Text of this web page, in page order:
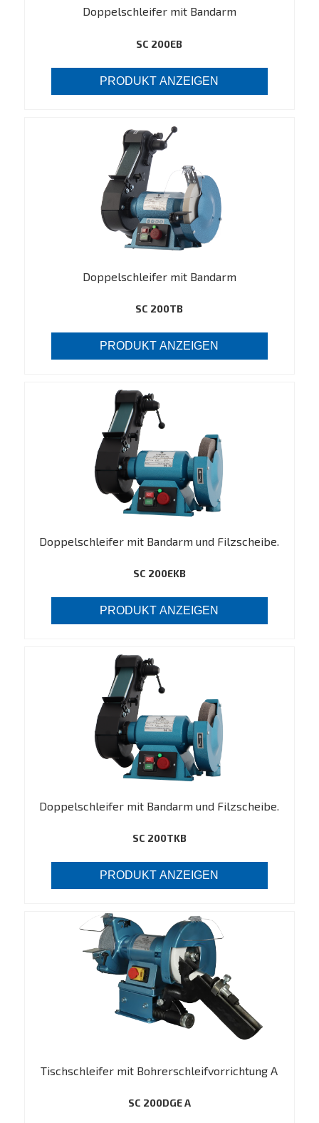
Doppelschleifer mit Bandarm
SC 200EB
PRODUKT ANZEIGEN
Doppelschleifer mit Bandarm
SC 200TB
PRODUKT ANZEIGEN
Doppelschleifer mit Bandarm und Filzscheibe.
SC 200EKB
PRODUKT ANZEIGEN
Doppelschleifer mit Bandarm und Filzscheibe.
SC 200TKB
PRODUKT ANZEIGEN
Tischschleifer mit Bohrerschleifvorrichtung A
SC 200DGE A